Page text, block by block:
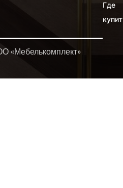
Где
«Мебелькомплект»